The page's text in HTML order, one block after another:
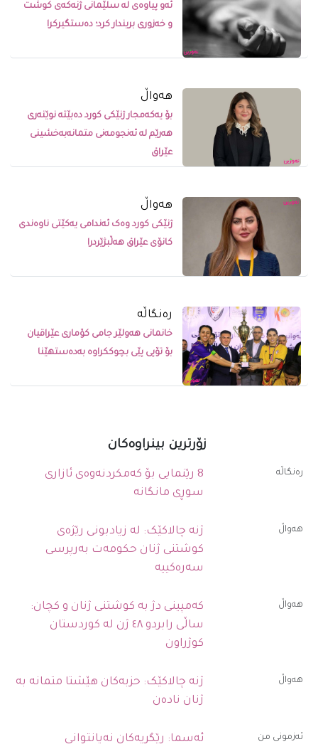
ئەو پیاوەی لە سلێمانی ژنەکەی کوشت
و خەزوری بریندار کرد؛ دەستگیرکرا
ھەواڵ
بۆ یەکەمجار ژنێکی کورد دەبێتە نوێنەری
هەرێم لە ئەنجومەنی متمانەبەخشینی
عێراق
ھەواڵ
ژنێکى کورد وەک ئەندامى یەکێتى ناوەندى
کانۆى عێراق هەڵبژێردرا
رەنگاڵە
خانمانی هەولێر جامی کۆماری عێراقیان
بۆ تۆپی پێی بچوککراوە بەدەستهێنا
زۆرترین بینراوەکان
رەنگاڵە
8 رێنمایی بۆ کەمکردنەوەی ئازاری
سوڕی مانگانە
ھەواڵ
ژنە چالاکێک: لە زیادبونی رێژەی
کوشتنی ژنان حکومەت بەرپرسی
سەرەکییە
ھەواڵ
کەمپینی دژ بە کوشتنی ژنان و کچان:
ساڵی رابردو ٤٨ ژن لە کوردستان
کوژراون
ھەواڵ
ژنە چالاکێک: حزبەکان هێشتا متمانە بە
ژنان نادەن
ئەزمونی من ئەسما: رێگریەکان نەیانتوانی